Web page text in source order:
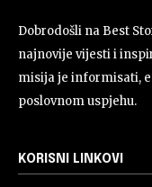
Dobrodošli na Best
najnovije vijesti i
misija je informisati,
poslovnom uspjehu.
KORISNI LINKOVI